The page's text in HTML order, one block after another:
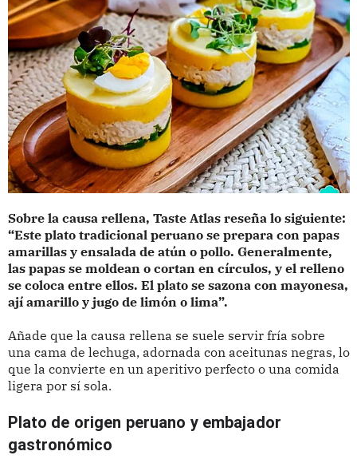
Sobre la causa rellena, Taste Atlas reseña lo siguiente:
“Este plato tradicional peruano se prepara con papas
amarillas y ensalada de atún o pollo. Generalmente,
las papas se moldean o cortan en círculos, y el relleno
se coloca entre ellos. El plato se sazona con mayonesa,
ají amarillo y jugo de limón o lima”.
Añade que la causa rellena se suele servir fría sobre
una cama de lechuga, adornada con aceitunas negras, lo
que la convierte en un aperitivo perfecto o una comida
ligera por sí sola.
Plato de origen peruano y embajador
gastronómico